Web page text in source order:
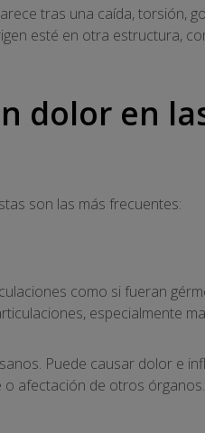
tras una caída, torsión,
esté en otra estructura,
dolor en
son las más frecuentes:
como si fueran
especialmente
Puede causar dolor e
afectación de otros órganos.